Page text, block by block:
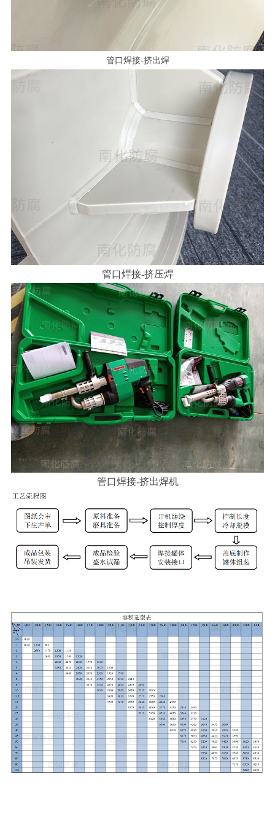
管口焊接-挤出焊
管口焊接-挤压焊
管口焊接-挤出焊机